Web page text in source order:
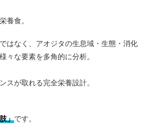
養食。
はなく、アオジタの生息域・生態・消化
々な要素を多角的に分析。
スが取れる完全栄養設計。
」です。